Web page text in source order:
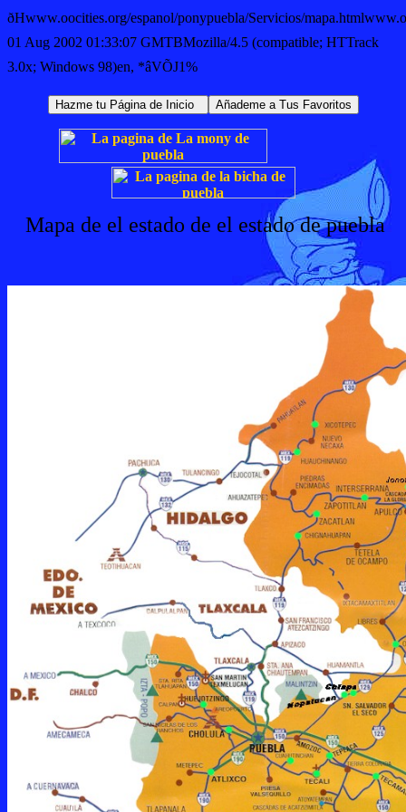
ðHwww.oocities.org/espanol/ponypuebla/Servicios/
01 Aug 2002 01:33:07 GMTBMozilla/4.5 (compatible; HTTrack
3.0x; Windows 98)en, *âVÕJ1%
Mapa de el estado de el estado de puebla